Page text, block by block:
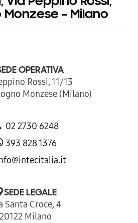
Monzese – Milano
OPERATIVA
Rossi, 11/13
Monzese (Milano)
02 2730 6248
393 828 1376
SEDE LEGALE
Santa Croce, 4
20122 Milano